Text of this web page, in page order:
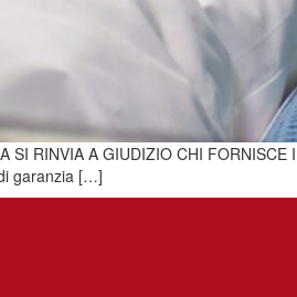
SI RINVIA A GIUDIZIO CHI
garanzia […]